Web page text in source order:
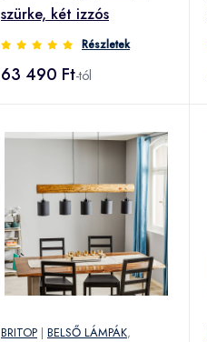
szürke, két izzós
Részletek
63 490 Ft-tól
BRITOP | BELSŐ LÁMPÁK,